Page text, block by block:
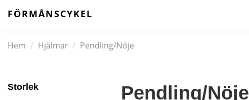
FÖRMÅNSCYKEL
Hem Hjälmar Pendling/Nöje
Pendling/Nöje
Storlek